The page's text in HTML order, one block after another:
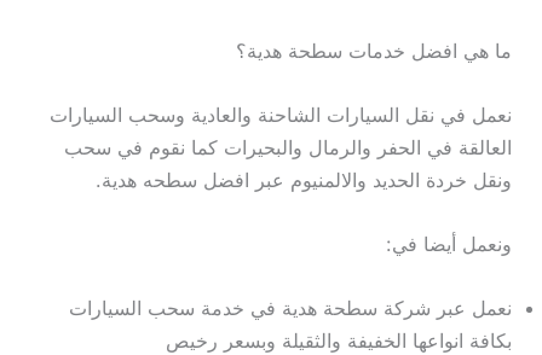
ما هي افضل خدمات سطحة هدية؟
نعمل في نقل السيارات الشاحنة والعادية وسحب السيارات
العالقة في الحفر والرمال والبحيرات كما نقوم في سحب
ونقل خردة الحديد والالمنيوم عبر افضل سطحه هدية.
ونعمل أيضا في:
نعمل عبر شركة سطحة هدية في خدمة سحب السيارات
بكافة انواعها الخفيفة والثقيلة وبسعر رخيص